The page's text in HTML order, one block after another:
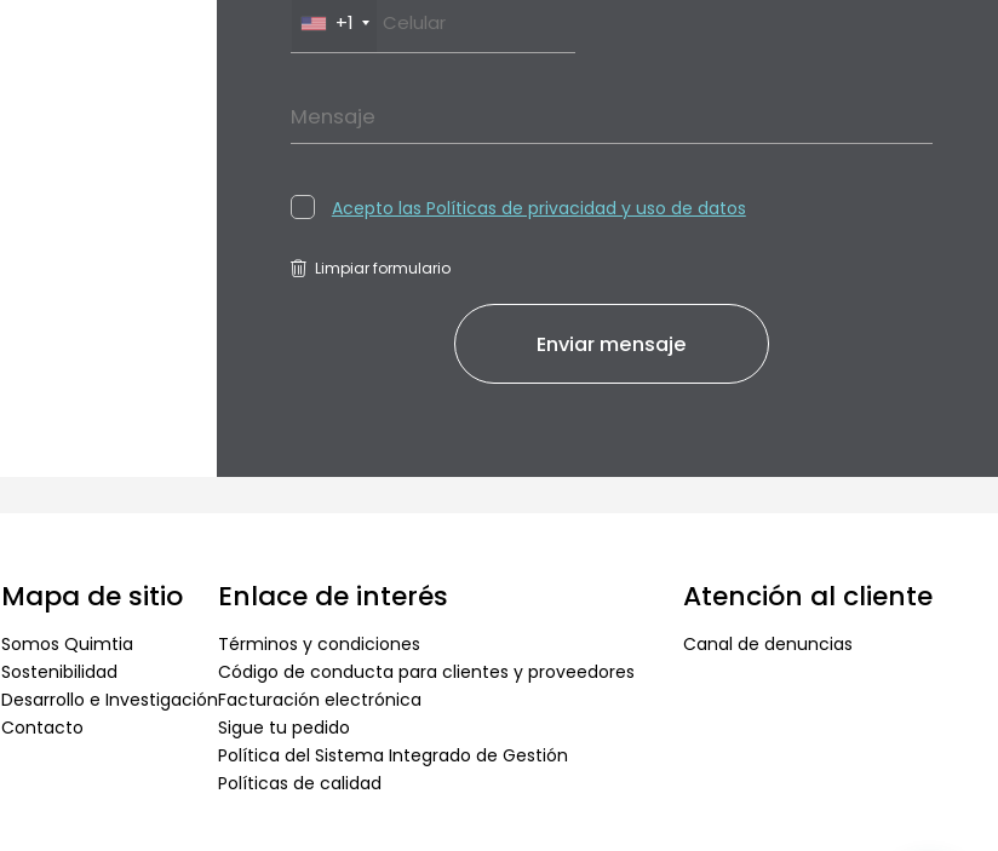
+1
Mensaje
Acepto las Políticas de privacidad y uso de datos
Limpiar formulario
Mapa de sitio
Somos Quimtia
Sostenibilidad
Desarrollo e Investigación
Contacto
Enlace de interés
Términos y condiciones
Código de conducta para clientes y proveedores
Facturación electrónica
Sigue tu pedido
Política del Sistema Integrado de Gestión
Políticas de calidad
Atención al cliente
Canal de denuncias